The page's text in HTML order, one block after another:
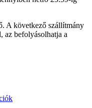
A következő szállítmány
az befolyásolhatja a